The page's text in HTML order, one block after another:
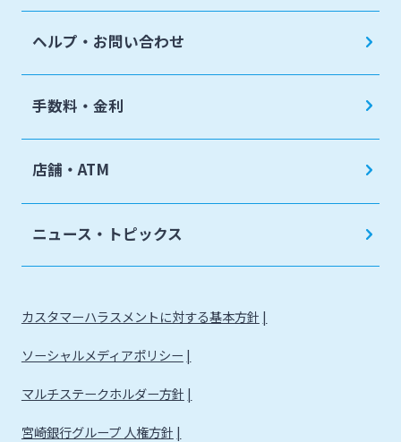
ヘルプ・お問い合わせ
手数料・金利
店舗・ATM
ニュース・トピックス
カスタマーハラスメントに対する基本方針
ソーシャルメディアポリシー
マルチステークホルダー方針
宮崎銀行グループ 人権方針